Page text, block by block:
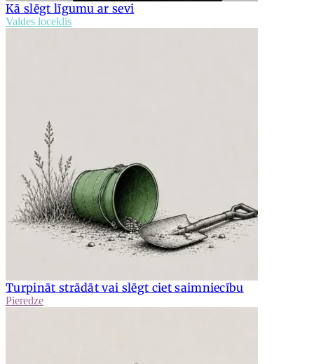
Kā slēgt līgumu ar sevi
Valdes loceklis
Turpināt strādāt vai slēgt ciet saimniecību
Pieredze